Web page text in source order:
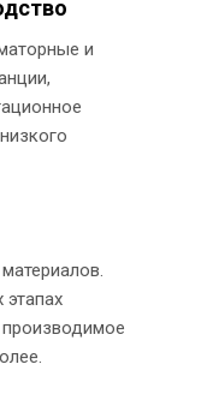
и
этапах
производимое